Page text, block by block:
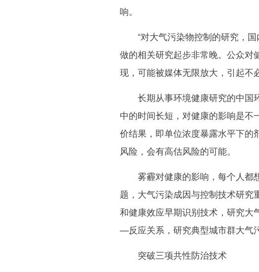
响。
“对大气污染物控制的研究，国
做的相关研究起步非常晚。公众对
现，可能被媒体无限放大，引起不
长期从事环境健康研究的中国
中的时间长短，对健康的影响是
价结果，即单位浓度暴露水平下的
风险，会有高估风险的可能。
雾霾对健康的影响，每个人都
题，大气污染成因与控制技术研
和健康效应早期识别技术，研究大
—反应关系，研究典型城市群大气
突破三项共性防治技术